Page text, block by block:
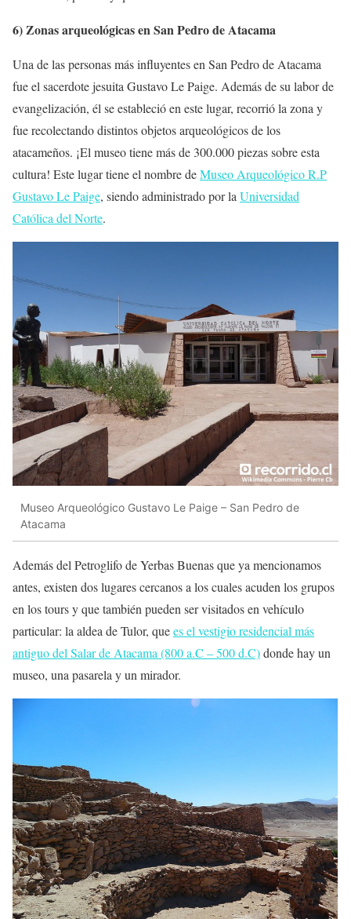
6) Zonas arqueológicas en San Pedro de Atacama
Una de las personas más influyentes en San Pedro de Atacama
fue el sacerdote jesuita Gustavo Le Paige. Además de su labor de
evangelización, él se estableció en este lugar, recorrió la zona y
fue recolectando distintos objetos arqueológicos de los
atacameños. ¡El museo tiene más de 300.000 piezas sobre esta
cultura! Este lugar tiene el nombre deMuseo Arqueológico R.P
Gustavo Le Paige, siendo administrado por la Universidad
Católica del Norte.
Museo Arqueológico Gustavo Le Paige – San Pedro de
Atacama
Además del Petroglifo de Yerbas Buenas que ya mencionamos
antes, existen dos lugares cercanos a los cuales acuden los grupos
en los tours y que también pueden ser visitados en vehículo
particular: la aldea de Tulor, quees el vestigio residencial más
antiguo del Salar de Atacama (800 a.C – 500 d.C)donde hay un
museo, una pasarela y un mirador.